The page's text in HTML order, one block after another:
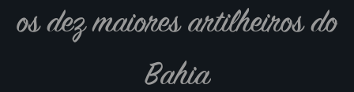
os dez maiores artilheiros do
Bahia